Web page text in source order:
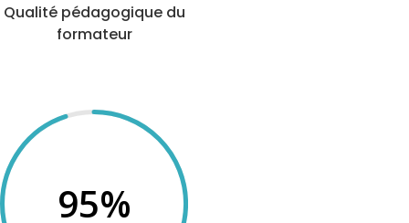
Qualité pédagogique du
formateur
95%